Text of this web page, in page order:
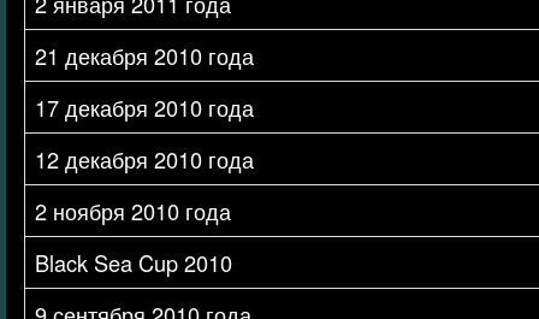
21 декабря 2010 года
17 декабря 2010 года
12 декабря 2010 года
2 ноября 2010 года
Black Sea Cup 2010